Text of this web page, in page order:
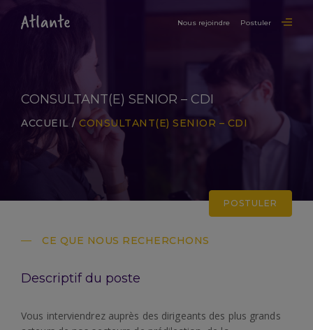
Nous rejoindre Postuler
CONSULTANT(E) SENIOR – CDI
ACCUEIL / CONSULTANT(E) SENIOR – CDI
POSTULER
CE QUE NOUS RECHERCHONS
Descriptif du poste
Vous interviendrez auprès des dirigeants des plus grands